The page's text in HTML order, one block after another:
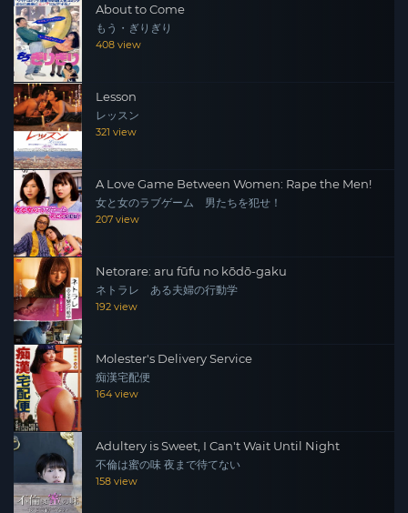
About to Come
もう・ぎりぎり
408 view
Lesson
レッスン
321 view
A Love Game Between Women: Rape the Men!
女と女のラブゲーム 男たちを犯せ！
207 view
Netorare: aru fūfu no kōdō-gaku
ネトラレ ある夫婦の行動学
192 view
Molester's Delivery Service
痴漢宅配便
164 view
Adultery is Sweet, I Can't Wait Until Night
不倫は蜜の味 夜まで待てない
158 view